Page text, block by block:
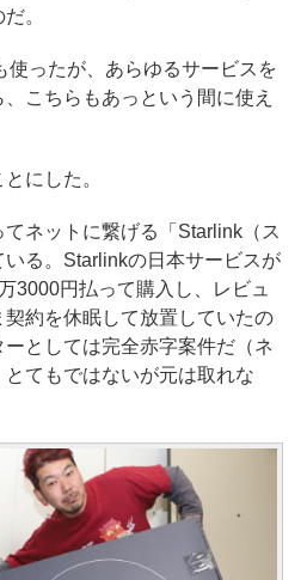
。
ったが、あらゆるサービスを
こちらもあっという間に使え
にした。
ネットに繋げる「Starlink（ス
る。Starlinkの日本サービスが
3000円払って購入し、レビュ
約を休眠して放置していたの
としては完全赤字案件だ（ネ
てもではないが元は取れな